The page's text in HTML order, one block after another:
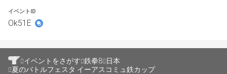
体調不良等で当日キャンセルされる方はわっち(Xページ)
まで必ずご連絡をお願いします。
【大会ルール】
イベントID
Ok51E
イベントをさがす 鉄拳8 日本
夏のバトルフェスタ イーアスコミュ鉄カップ